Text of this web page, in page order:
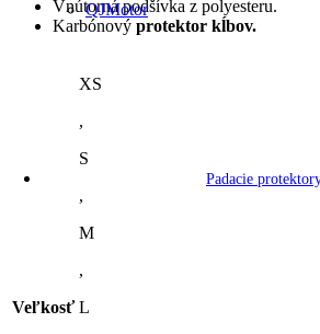
QJMotor
Padacie
Vnútorná podšívka z polyesteru.
Karbónový protektor kĺbov.
Veľkosť
XS
,
S
,
M
,
L